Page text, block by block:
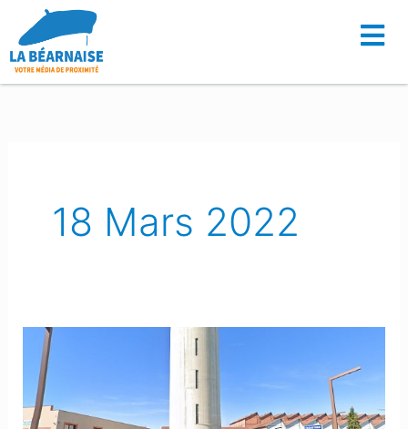
contenu
18 Mars 2022
jeune
lonsois
entre